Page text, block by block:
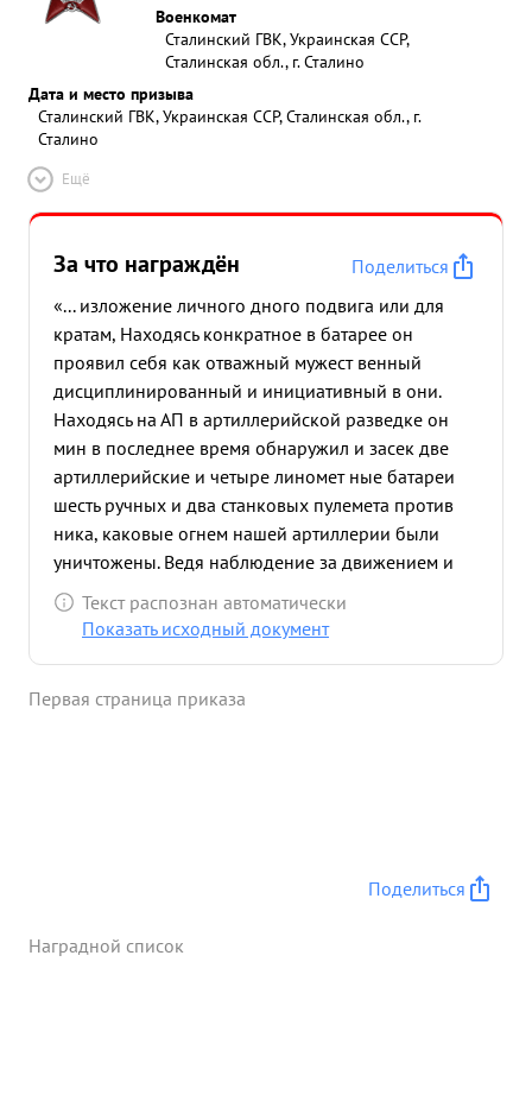
Военкомат
Сталинский ГВК, Украинская ССР,
Сталинская обл., г. Сталино
Дата и место призыва
Сталинский ГВК, Украинская ССР, Сталинская обл., г.
Сталино
Ещё
За что награждён
Поделиться
«... изложение личного дного подвига или для
кратам, Находясь конкратное в батарее он
проявил себя как отважный мужест венный
дисциплинированный и инициативный в они.
Находясь на АП в артиллерийской разведке он
мин в последнее время обнаружил и засек две
артиллерийские и четыре линомет ные батареи
шесть ручных и два станковых пулемета против
ника, каковые огнем нашей артиллерии были
уничтожены. Ведя наблюдение за движением и
перемещениями сил противника он каждый раз
докладывал точные цели которые огнем нашей
Текст распознан автоматически
Показать исходный документ
Первая страница приказа
Поделиться
Наградной список